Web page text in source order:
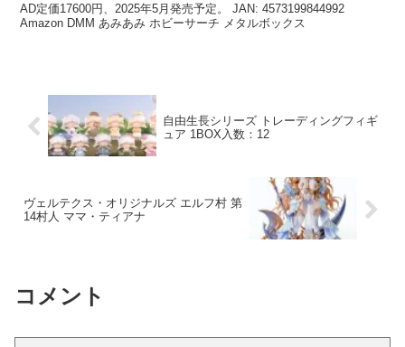
AD定価17600円、2025年5月発売予定。 JAN: 4573199844992
Amazon DMM あみあみ ホビーサーチ メタルボックス
自由生長シリーズ トレーディングフィギ
ュア 1BOX入数：12
ヴェルテクス・オリジナルズ エルフ村 第
14村人 ママ・ティアナ
コメント